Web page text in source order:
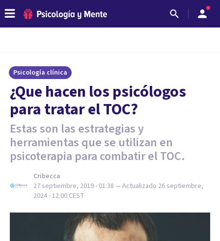
Psicología clínica
¿Que hacen los psicólogos
para tratar el TOC?
Estas son las estrategias y
herramientas que se utilizan en
psicoterapia para combatir el TOC.
Cribecca
27 septiembre, 2019 - 01:38 — Actualizado 26 septiembre,
2024 - 12:00 CEST